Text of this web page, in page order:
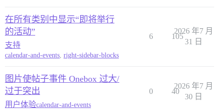
在所有类别中显示“即将举行
的活动”
支持
calendar-and-events, right-sidebar-blocks
6 105
2026 年7 月
31 日
图片使帖子事件 Onebox 过大/
过于突出
用户体验calendar-and-events
0 40
2026 年7 月
30 日